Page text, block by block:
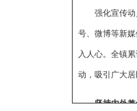
强化宣传
号、微博等新
入人心。全镇
动，吸引广大
坚持内外